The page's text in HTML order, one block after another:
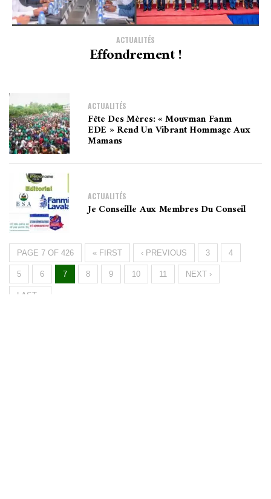
ACTUALITÉS
Effondrement !
ACTUALITÉS
Fête Des Mères: « Mouvman Fanm
EDE » Rend Un Vibrant Hommage Aux
Mamans
ACTUALITÉS
Je Conseille Aux Membres Du Conseil
PAGE 7 OF 426 « FIRST ‹ PREVIOUS 3 4
5 6 7 8 9 10 11 NEXT ›
LAST »